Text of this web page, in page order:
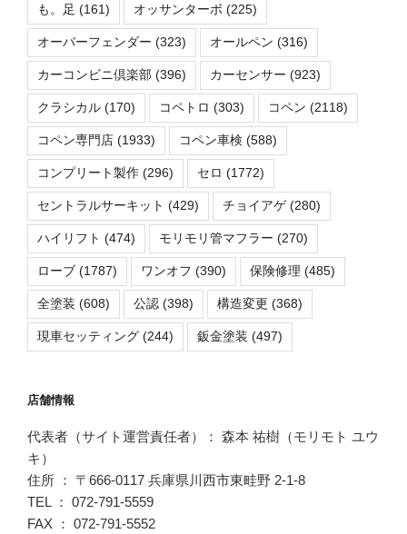
も。足 (161) オッサンターボ (225)
オーバーフェンダー (323) オールペン (316)
カーコンビニ倶楽部 (396) カーセンサー (923)
クラシカル (170) コペトロ (303) コペン (2118)
コペン専門店 (1933) コペン車検 (588)
コンプリート製作 (296) セロ (1772)
セントラルサーキット (429) チョイアゲ(280)
ハイリフト (474) モリモリ管マフラー (270)
ローブ (1787) ワンオフ (390) 保険修理 (485)
全塗装 (608) 公認 (398) 構造変更 (368)
現車セッティング (244) 鈑金塗装 (497)
店舗情報
代表者（サイト運営責任者）： 森本 祐樹（モリモト ユウ
キ）
住所 ： 〒666-0117 兵庫県川西市東畦野 2-1-8
TEL ： 072-791-5559
FAX ： 072-791-5552